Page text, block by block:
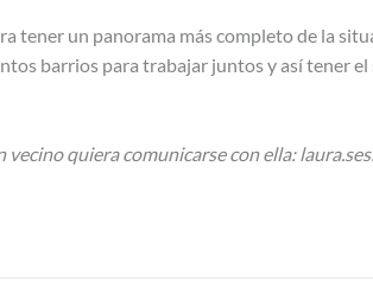
tener un panorama más completo de la
barrios para trabajar juntos y así tener el
quiera comunicarse con ella: